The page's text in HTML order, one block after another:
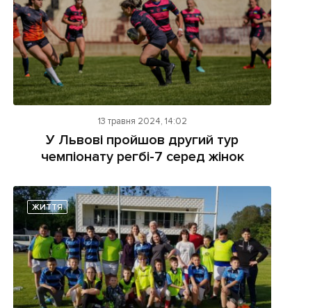
13 травня 2024, 14:02
У Львові пройшов другий тур
чемпіонату регбі-7 серед жінок
ЖИТТЯ